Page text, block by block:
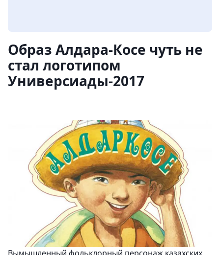
Образ Алдара-Косе чуть не
стал логотипом
Универсиады-2017